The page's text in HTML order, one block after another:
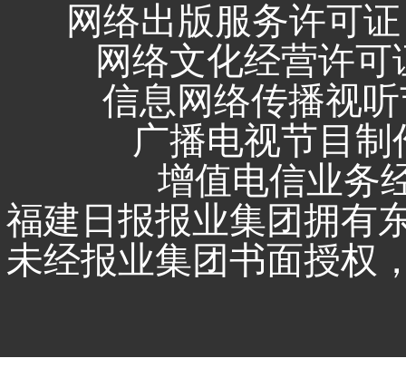
网络出版服务许可
网络文化经营许可
信息网络传播视
广播电视节目
增值电信业务
福建日报报业集团拥有
未经报业集团书面授权